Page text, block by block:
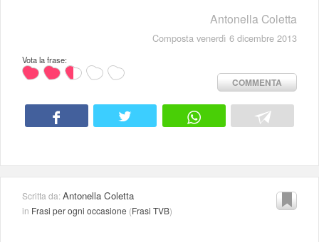
Antonella Coletta
Composta venerdì 6 dicembre 2013
Vota la frase:
COMMENTA
Scritta da:Antonella Coletta
in Frasi per ogni occasione (Frasi TVB)